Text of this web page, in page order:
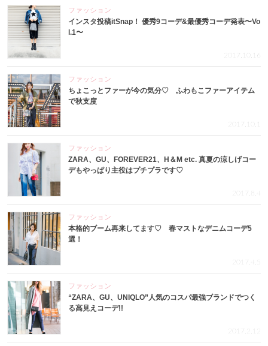
ファッション
インスタ投稿itSnap！ 優秀9コーデ&最優秀コーデ発表〜Vo
l.1〜
2017.10.16
ファッション
ちょこっとファーが今の気分♡ ふわもこファーアイテム
で秋支度
2017.10.1
ファッション
ZARA、GU、FOREVER21、H＆M etc. 真夏の涼しげコー
デもやっぱり主役はプチプラです♡
2017.8.4
ファッション
本格的ブーム再来してます♡ 春マストなデニムコーデ5
選！
2017.4.5
ファッション
“ZARA、GU、UNIQLO”人気のコスパ最強ブランドでつく
る高見えコーデ!!
2017.2.12